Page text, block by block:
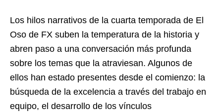
Los hilos narrativos de la cuarta temporada de El
Oso de FX suben la temperatura de la historia y
abren paso a una conversación más profunda
sobre los temas que la atraviesan. Algunos de
ellos han estado presentes desde el comienzo: la
búsqueda de la excelencia a través del trabajo en
equipo, el desarrollo de los vínculos